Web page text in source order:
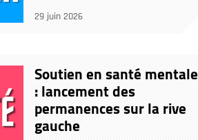
29 juin 2026
Soutien en santé mentale
: lancement des
permanences sur la rive
gauche